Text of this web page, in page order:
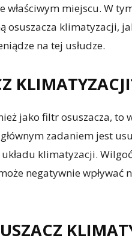
właściwym miejscu. W
osuszacza klimatyzacji,
na tej usłudze.
jako filtr osuszacza, to
zadaniem jest
klimatyzacji.
negatywnie wpływać